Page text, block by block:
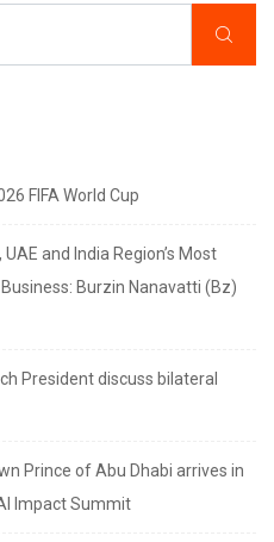
FIFA World Cup
and India Region’s Most
Burzin Nanavatti (Bz)
President discuss bilateral
Prince of Abu Dhabi arrives in
Impact Summit